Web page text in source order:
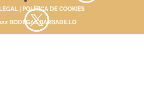
POLÍTICA DE COOKIES
BODEGAS BARBADILLO